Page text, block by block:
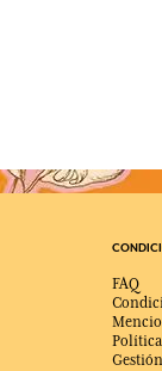
FAQ